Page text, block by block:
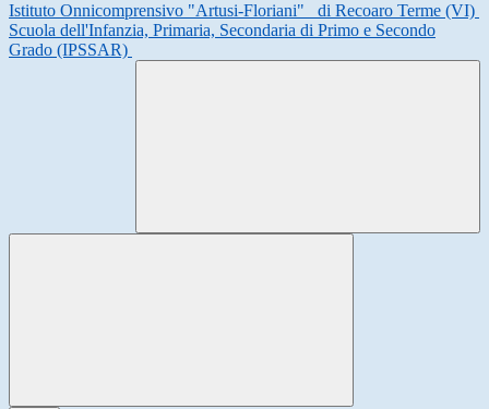
Istituto Onnicomprensivo "Artusi-Floriani"
di Recoaro Terme (VI)
Scuola dell'Infanzia, Primaria, Secondaria di Primo e Secondo
Grado (IPSSAR)